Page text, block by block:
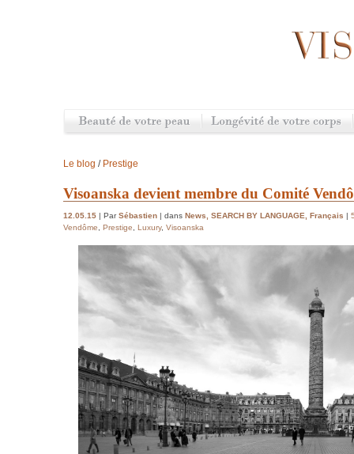
Le blog / Prestige
Visoanska devient membre du Comité
12.05.15 | ParSébastien | dans News, SEARCH BY LANGUAGE, Français |
Vendôme, Prestige, Luxury, Visoanska